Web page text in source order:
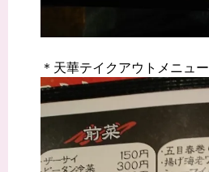
＊天華テイクアウトメニュー